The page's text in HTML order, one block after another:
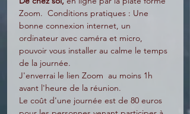
Zoom.  Conditions pratiques : Une
bonne connexion internet, un
ordinateur avec caméra et micro,
pouvoir vous installer au calme le temps
de la journée.
J'enverrai le lien Zoom  au moins 1h
avant l'heure de la réunion.
Le coût d'une journée est de 80 euros